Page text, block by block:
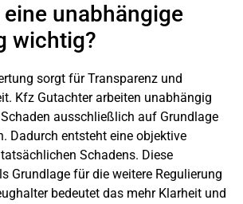
unabhängige
wichtig?
sorgt für Transparenz und
Kfz Gutachter arbeiten unabhängig
ausschließlich auf Grundlage
Dadurch entsteht eine objektive
Schadens. Diese
Grundlage für die weitere Regulierung
bedeutet das mehr Klarheit und